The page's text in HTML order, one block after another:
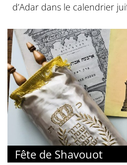
d’Adar dans le calendrier
Fête de Shavouot